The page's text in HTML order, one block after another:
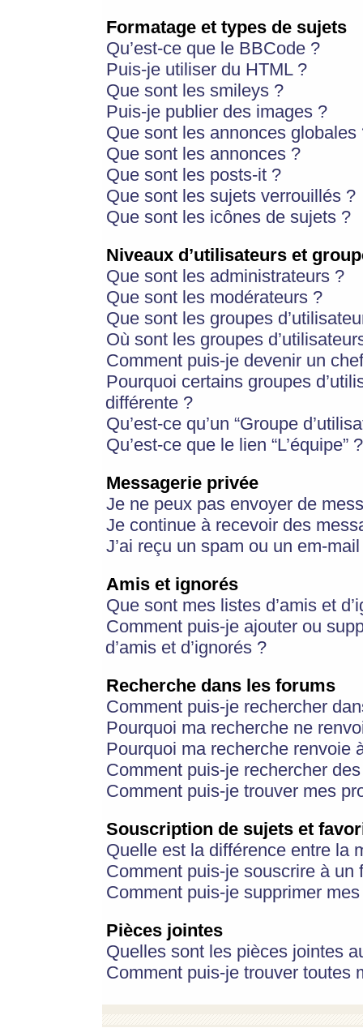
Formatage et types de sujets
Qu’est-ce que le BBCode ?
Puis-je utiliser du HTML ?
Que sont les smileys ?
Puis-je publier des images ?
Que sont les annonces globales
Que sont les annonces ?
Que sont les posts-it ?
Que sont les sujets verrouillés ?
Que sont les icônes de sujets ?
Niveaux d’utilisateurs et
Que sont les administrateurs ?
Que sont les modérateurs ?
Que sont les groupes
Où sont les groupes
Comment puis-je devenir un
Pourquoi certains groupes
différente ?
Qu’est-ce qu’un “Groupe
Qu’est-ce que le lien “L’équipe” ?
Messagerie privée
Je ne peux pas envoyer de
Je continue à recevoir des
J’ai reçu un spam ou un em-
Amis et ignorés
Que sont mes listes d’amis et
Comment puis-je ajouter ou
d’amis et d’ignorés ?
Recherche dans les forums
Comment puis-je rechercher
Pourquoi ma recherche ne
Pourquoi ma recherche renvoie
Comment puis-je rechercher
Comment puis-je trouver mes
Souscription de sujets et
Quelle est la différence entre la
Comment puis-je souscrire à
Comment puis-je supprimer
Pièces jointes
Quelles sont les pièces jointes
Comment puis-je trouver toutes